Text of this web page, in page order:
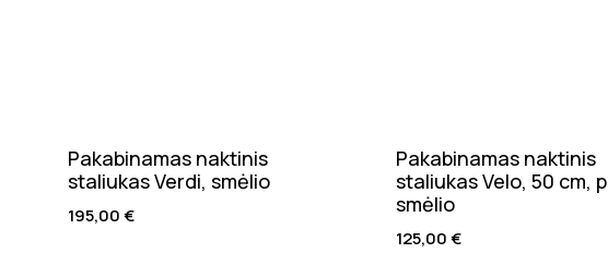
Pakabinamas naktinis
staliukas Verdi, smėlio
195,00€
Pakabinamas naktinis
staliukas Velo, 50 cm,
smėlio
125,00€